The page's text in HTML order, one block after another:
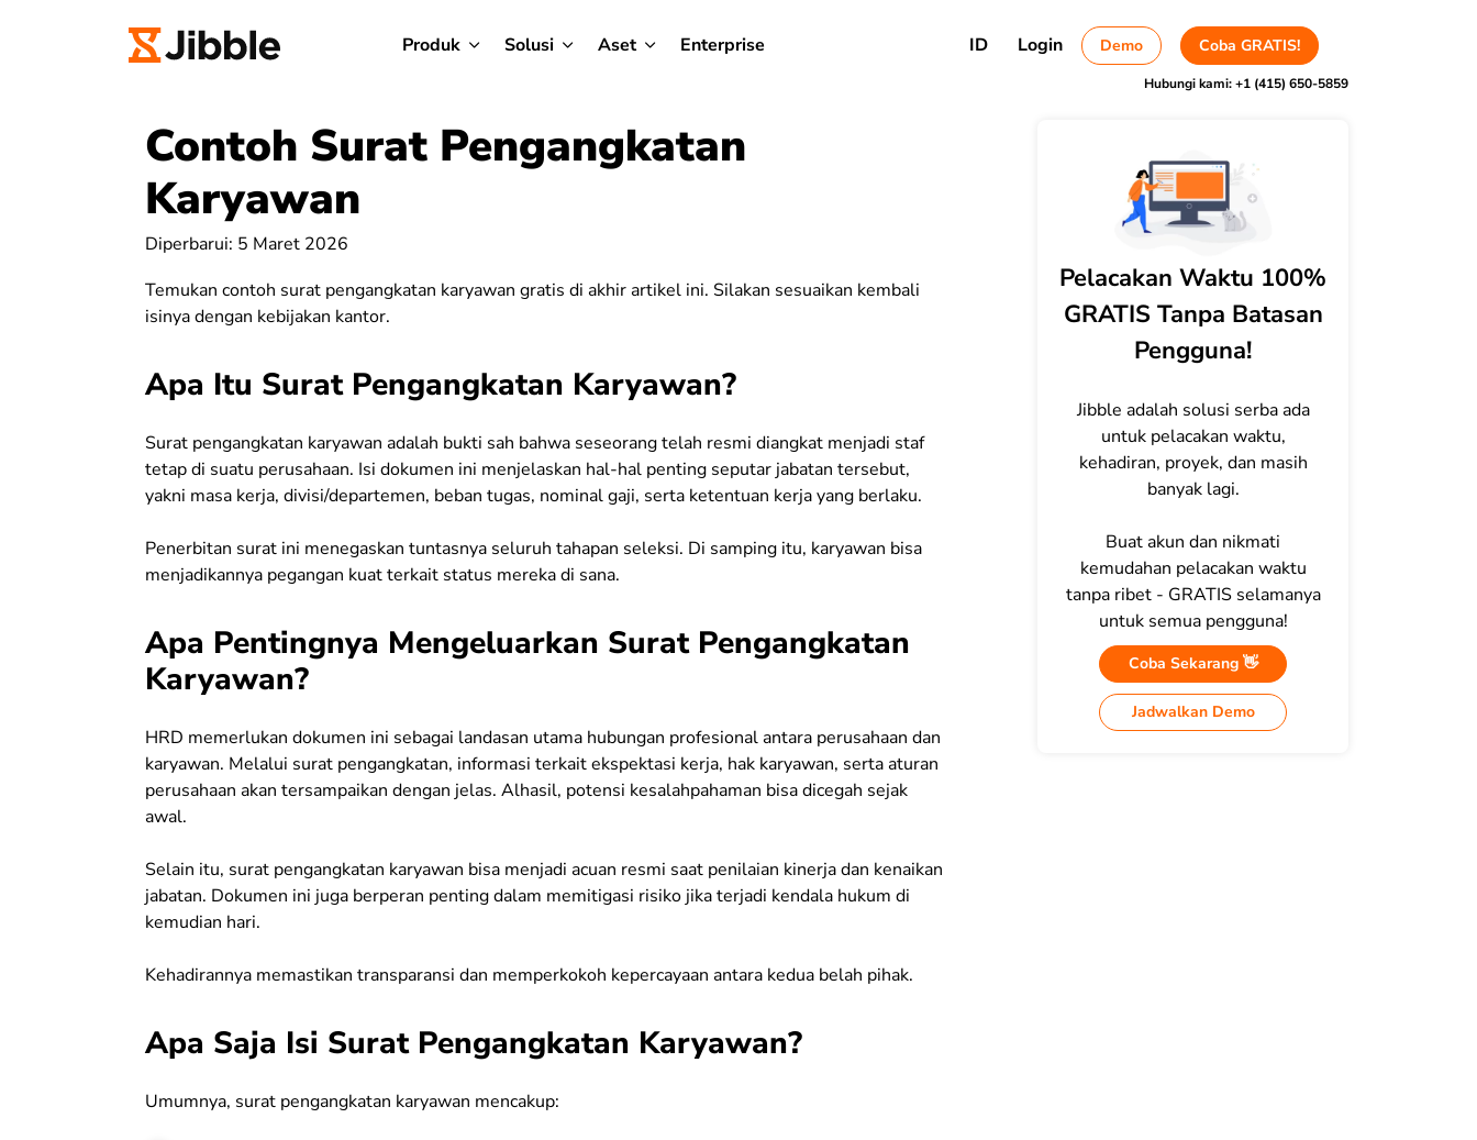
Produk Solusi Aset Enterprise ID Login Demo Coba GRATIS!
Hubungi kami:+1 (415) 650-5859
Contoh Surat Pengangkatan
Karyawan
Diperbarui: 5 Maret 2026
Temukan contoh surat pengangkatan karyawan gratis di akhir artikel ini. Silakan sesuaikan kembali
isinya dengan kebijakan kantor.
Apa Itu Surat Pengangkatan Karyawan?
Surat pengangkatan karyawan adalah bukti sah bahwa seseorang telah resmi diangkat menjadi staf
tetap di suatu perusahaan. Isi dokumen ini menjelaskan hal-hal penting seputar jabatan tersebut,
yakni masa kerja, divisi/departemen, beban tugas, nominal gaji, serta ketentuan kerja yang berlaku.
Penerbitan surat ini menegaskan tuntasnya seluruh tahapan seleksi. Di samping itu, karyawan bisa
menjadikannya pegangan kuat terkait status mereka di sana.
Apa Pentingnya Mengeluarkan Surat Pengangkatan
Karyawan?
HRD memerlukan dokumen ini sebagai landasan utama hubungan profesional antara perusahaan dan
karyawan. Melalui surat pengangkatan, informasi terkait ekspektasi kerja, hak karyawan, serta aturan
perusahaan akan tersampaikan dengan jelas. Alhasil, potensi kesalahpahaman bisa dicegah sejak
awal.
Selain itu, surat pengangkatan karyawan bisa menjadi acuan resmi saat penilaian kinerja dan kenaikan
jabatan. Dokumen ini juga berperan penting dalam memitigasi risiko jika terjadi kendala hukum di
kemudian hari.
Kehadirannya memastikan transparansi dan memperkokoh kepercayaan antara kedua belah pihak.
Apa Saja Isi Surat Pengangkatan Karyawan?
Umumnya, surat pengangkatan karyawan mencakup:
Pelacakan Waktu 100%
GRATIS Tanpa Batasan
Pengguna!
Jibble adalah solusi serba ada
untuk pelacakan waktu,
kehadiran, proyek, dan masih
banyak lagi.
Buat akun dan nikmati
kemudahan pelacakan waktu
tanpa ribet - GRATIS selamanya
untuk semua pengguna!
Coba Sekarang 👋
Jadwalkan Demo